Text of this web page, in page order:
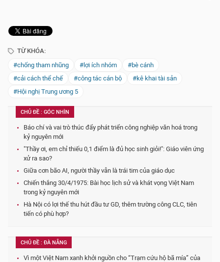
TỪ KHÓA:
#chống tham nhũng
#lợi ích nhóm
#bè cánh
#cải cách thể chế
#công tác cán bộ
#kê khai tài sản
#Hội nghị Trung ương 5
CHỦ ĐỀ : GÓC NHÌN
Báo chí và vai trò thúc đẩy phát triển công nghiệp văn hoá trong
kỷ nguyên mới
"Thầy ơi, em chỉ thiếu 0,1 điểm là đủ học sinh giỏi!": Giáo viên ứng
xử ra sao?
Giữa cơn bão AI, người thầy vẫn là trái tim của giáo dục
Chiến thắng 30/4/1975: Bài học lịch sử và khát vọng Việt Nam
trong kỷ nguyên mới
Hà Nội có lợi thế thu hút đầu tư GD, thêm trường công CLC, tiên
tiến có phù hợp?
CHỦ ĐỀ : ĐÀ NẴNG
Vì một Việt Nam xanh khởi nguồn cho “Trạm cứu hộ bã mía” của